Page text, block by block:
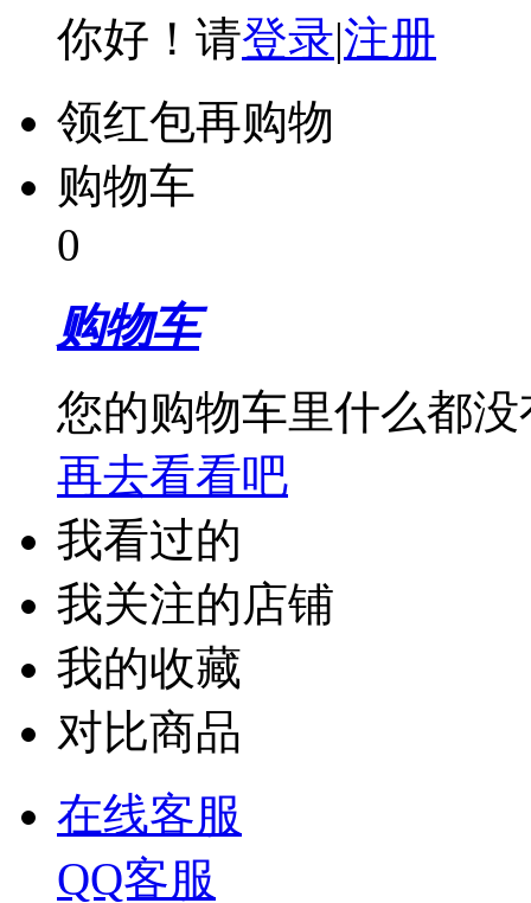
你好！请登录|注册
领红包再购物
购物车
0
购物车
您的购物车里什么都没
再去看看吧
我看过的
我关注的店铺
我的收藏
对比商品
在线客服
QQ客服